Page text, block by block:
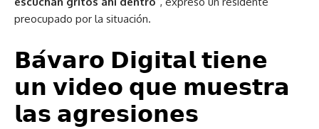
preocupado por la situación.
𝗕𝗮́𝘃𝗮𝗿𝗼 𝗗𝗶𝗴𝗶𝘁𝗮𝗹 𝘁𝗶𝗲𝗻𝗲
𝘂𝗻 𝘃𝗶𝗱𝗲𝗼 𝗾𝘂𝗲 𝗺𝘂𝗲𝘀𝘁𝗿𝗮
𝗹𝗮𝘀 𝗮𝗴𝗿𝗲𝘀𝗶𝗼𝗻𝗲𝘀